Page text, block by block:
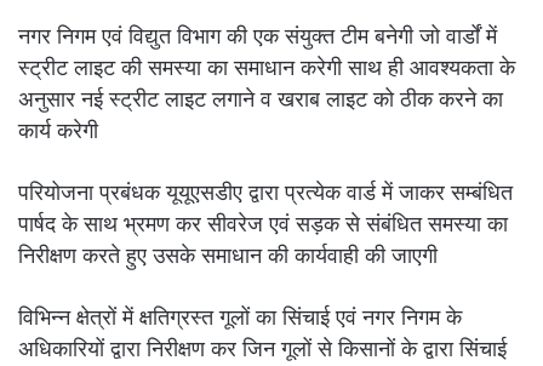
नगर निगम एवं विद्युत विभाग की एक संयुक्त टीम बनेगी जो वार्डों में
स्ट्रीट लाइट की समस्या का समाधान करेगी साथ ही आवश्यकता के
अनुसार नई स्ट्रीट लाइट लगाने व खराब लाइट को ठीक करने का
कार्य करेगी
परियोजना प्रबंधक यूयूएसडीए द्वारा प्रत्येक वार्ड में जाकर सम्बंधित
पार्षद के साथ भ्रमण कर सीवरेज एवं सड़क से संबंधित समस्या का
निरीक्षण करते हुए उसके समाधान की कार्यवाही की जाएगी
विभिन्न क्षेत्रों में क्षतिग्रस्त गूलों का सिंचाई एवं नगर निगम के
अधिकारियों द्वारा निरीक्षण कर जिन गूलों से किसानों के द्वारा सिंचाई